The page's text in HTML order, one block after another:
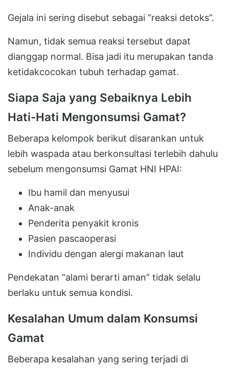
Gejala ini sering disebut sebagai “reaksi detoks”.
Namun, tidak semua reaksi tersebut dapat
dianggap normal. Bisa jadi itu merupakan tanda
ketidakcocokan tubuh terhadap gamat.
Siapa Saja yang Sebaiknya Lebih
Hati-Hati Mengonsumsi Gamat?
Beberapa kelompok berikut disarankan untuk
lebih waspada atau berkonsultasi terlebih dahulu
sebelum mengonsumsi Gamat HNI HPAI:
Ibu hamil dan menyusui
Anak-anak
Penderita penyakit kronis
Pasien pascaoperasi
Individu dengan alergi makanan laut
Pendekatan “alami berarti aman” tidak selalu
berlaku untuk semua kondisi.
Kesalahan Umum dalam Konsumsi
Gamat
Beberapa kesalahan yang sering terjadi di